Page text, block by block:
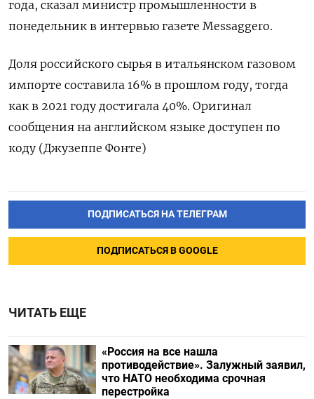
года, сказал министр промышленности в
понедельник в интервью газете Messaggero.
Доля российского сырья в итальянском газовом
импорте составила 16% в прошлом году, тогда
как в 2021 году достигала 40%. Оригинал
сообщения на английском языке доступен по
коду (Джузеппе Фонте)
ПОДПИСАТЬСЯ НА ТЕЛЕГРАМ
ПОДПИСАТЬСЯ В GOOGLE
ЧИТАТЬ ЕЩЕ
«Россия на все нашла
противодействие». Залужный заявил,
что НАТО необходима срочная
перестройка